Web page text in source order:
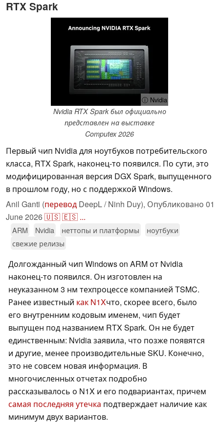
RTX Spark
ⓘ Nvidia
Nvidia RTX Spark был официально
представлен на выставке
Computex 2026
Первый чип Nvidia для ноутбуков потребительского
класса, RTX Spark, наконец-то появился. По сути, это
модифицированная версия DGX Spark, выпущенного
в прошлом году, но с поддержкой Windows.
Anil Ganti (перевод DeepL / Ninh Duy), Опубликовано 01
June 2026🇺🇸🇪🇸 ...
ARM Nvidia неттопы и платформы
ноутбуки
свежие релизы
Долгожданный чип Windows on ARM от Nvidia
наконец-то появился. Он изготовлен на
неуказанном 3 нм техпроцессе компанией TSMC.
Ранее известный как N1Xчто, скорее всего, было
его внутренним кодовым именем, чип будет
выпущен под названием RTX Spark. Он не будет
единственным: Nvidia заявила, что позже появятся
и другие, менее производительные SKU. Конечно,
это не совсем новая информация. В
многочисленных отчетах подробно
рассказывалось о N1X и его подвариантах, причем
самая последняя утечка подтверждает наличие как
минимум двух вариантов.